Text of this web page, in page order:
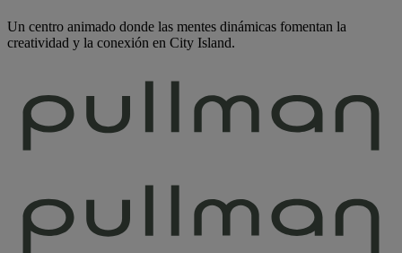
Un centro animado donde las mentes dinámicas fomentan la
creatividad y la conexión en City Island.